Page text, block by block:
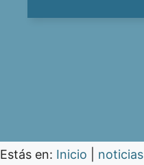
Estás en: Inicio noticias